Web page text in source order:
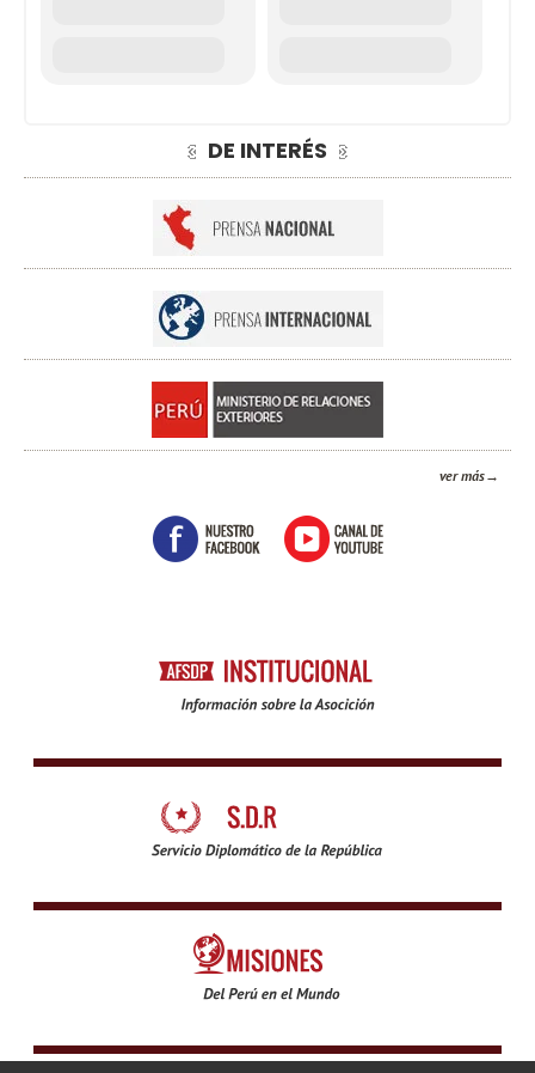
DE INTERÉS
ver más